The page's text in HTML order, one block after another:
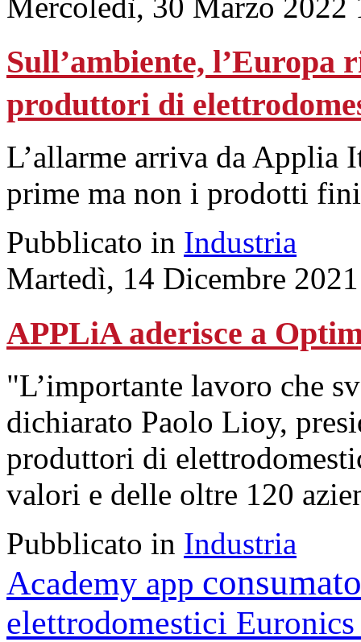
Mercoledì, 30 Marzo 2022
Sull’ambiente, l’Europa
produttori di
L’allarme arriva da Applia
prime ma non i prodotti
Pubblicato in Industria
Martedì, 14 Dicembre
APPLiA aderisce a
"L’importante lavoro che
dichiarato Paolo Lioy,
produttori di
valori e delle oltre 120
Pubblicato in Industria
Academy app
elettrodomestici